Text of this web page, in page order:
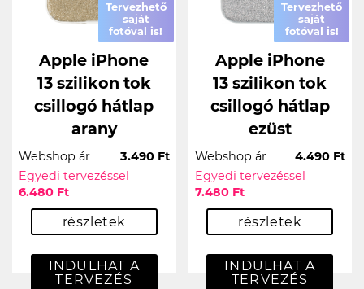
Tervezhető
saját
fotóval is!
Apple iPhone
13 szilikon tok
csillogó hátlap
arany
Webshop ár
3.490 Ft
Egyedi tervezéssel
6.480 Ft
részletek
INDULHAT A
TERVEZÉS
Tervezhető
saját
fotóval is!
Apple iPhone
13 szilikon tok
csillogó hátlap
ezüst
Webshop ár
4.490 Ft
Egyedi tervezéssel
7.480 Ft
részletek
INDULHAT A
TERVEZÉS